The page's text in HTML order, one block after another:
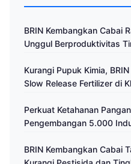
BRIN Kembangkan Cabai
Unggul Berproduktivitas
Kurangi Pupuk Kimia,
Slow Release Fertilizer di
Perkuat Ketahanan
Pengembangan 5.000
BRIN Kembangkan Cabai